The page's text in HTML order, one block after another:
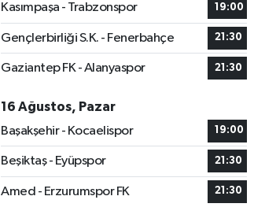
Kasımpaşa - Trabzonspor 19:00
Gençlerbirliği S.K. - Fenerbahçe 21:30
Gaziantep FK - Alanyaspor 21:30
16 Ağustos, Pazar
Başakşehir - Kocaelispor
19:00
Beşiktaş - Eyüpspor 21:30
Amed - Erzurumspor FK 21:30